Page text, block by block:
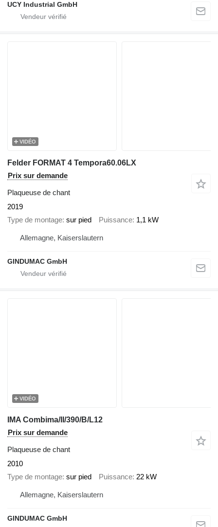
UCY Industrial GmbH
VIDÉO
Felder FORMAT 4 Tempora60.06LX
Prix sur demande
Plaqueuse de chant
2019
Type de montage sur pied Puissance 1,1 kW
Allemagne, Kaiserslautern
GINDUMAC GmbH
VIDÉO
IMA Combima/II/390/B/L12
Prix sur demande
Plaqueuse de chant
2010
Type de montage sur pied Puissance 22 kW
Allemagne, Kaiserslautern
GINDUMAC GmbH